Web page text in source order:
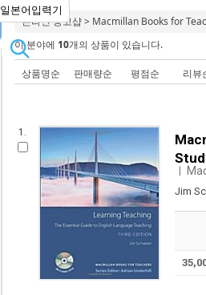
일본어입력기
수준별
온라인 중고샵> Macmillan Books for
이 분야에 10개의 상품이 있습니다.
상품명순 판매량순 평점순 리뷰
1.
Jim